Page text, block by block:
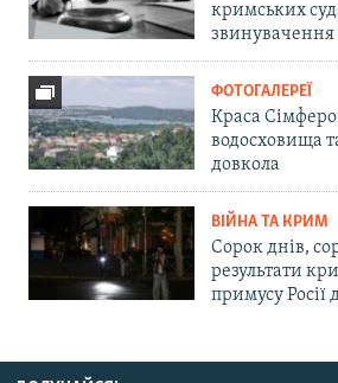
кримських
звинувачення
ФОТОГАЛЕРЕЇ
Краса
водосховища
довкола
ВІЙНА ТА КРИМ
Сорок днів,
результати
примусу Росії